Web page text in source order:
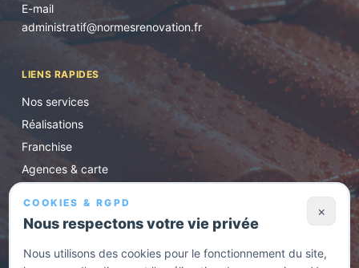
E-mail
administratif@normesrenovation.fr
LIENS RAPIDES
Nos services
Réalisations
Franchise
Agences & carte
HORAIRES D'OUVERTURE
COOKIES & RGPD
Nous respectons votre vie privée
×
Nous utilisons des cookies pour le fonctionnement du site,